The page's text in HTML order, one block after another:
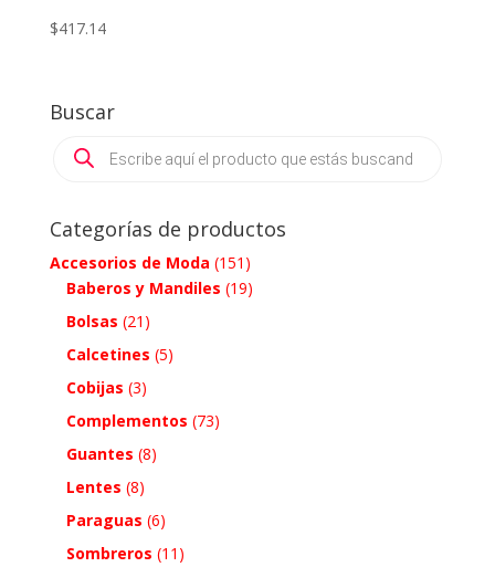
$417.14
Buscar
Products
search
Categorías de productos
Accesorios de Moda (151)
Baberos y Mandiles (19)
Bolsas (21)
Calcetines (5)
Cobijas (3)
Complementos (73)
Guantes (8)
Lentes (8)
Paraguas (6)
Sombreros (11)